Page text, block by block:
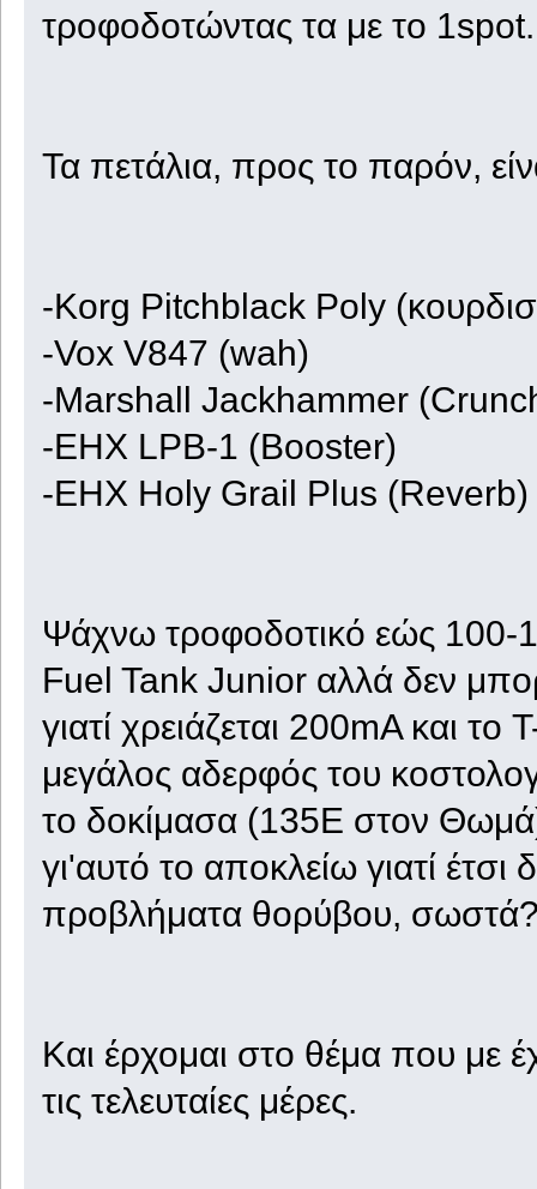
τροφοδοτώντας τα με το 1spot.
Τα πετάλια, προς το παρόν,
-Korg Pitchblack Poly
-Vox V847 (wah)
-Marshall Jackhammer
-EHX LPB-1 (Booster)
-EHX Holy Grail Plus (Reverb)
Ψάχνω τροφοδοτικό εώς 100-
Fuel Tank Junior αλλά δεν
γιατί χρειάζεται 200mA και
μεγάλος αδερφός του
το δοκίμασα (135Ε στον
γι'αυτό το αποκλείω γιατί
προβλήματα θορύβου,
Και έρχομαι στο θέμα που με
τις τελευταίες μέρες.